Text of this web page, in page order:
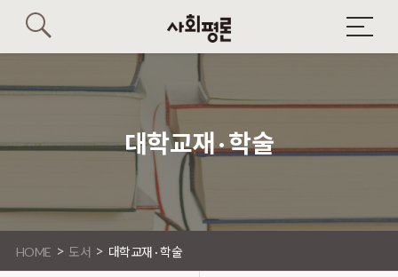
대학교재 · 학술
HOME > 도서 > 대학교재 · 학술